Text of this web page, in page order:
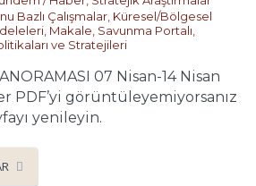
Bazlı Çalışmalar, Küresel/Bölgesel
, Makale, Savunma Portalı,
ve Stratejileri
07 Nisan-14 Nisan
PDF’yi görüntüleyemiyorsanız
yenileyin.